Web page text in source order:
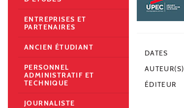
DATES
AUTEUR(S)
ÉDITEUR
ENTREPRISES ET
PARTENAIRES
ANCIEN ÉTUDIANT
PERSONNEL
ADMINISTRATIF ET
TECHNIQUE
JOURNALISTE